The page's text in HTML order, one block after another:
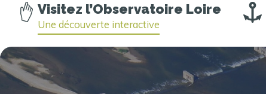
Visitez l’Observatoire Loire
Une découverte interactive